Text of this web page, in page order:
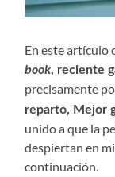
En este artículo
book, reciente
precisamente
reparto, Mejor
unido a que la
despiertan en
continuación.